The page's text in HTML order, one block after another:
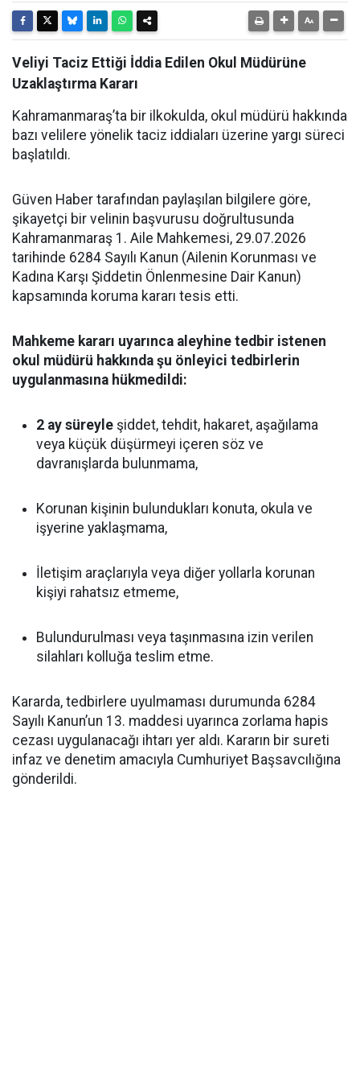
Veliyi Taciz Ettiği İddia Edilen Okul Müdürüne
Uzaklaştırma Kararı
Kahramanmaraş’ta bir ilkokulda, okul müdürü hakkında
bazı velilere yönelik taciz iddiaları üzerine yargı süreci
başlatıldı.
Güven Haber tarafından paylaşılan bilgilere göre,
şikayetçi bir velinin başvurusu doğrultusunda
Kahramanmaraş 1. Aile Mahkemesi, 29.07.2026
tarihinde 6284 Sayılı Kanun (Ailenin Korunması ve
Kadına Karşı Şiddetin Önlenmesine Dair Kanun)
kapsamında koruma kararı tesis etti.
Mahkeme kararı uyarınca aleyhine tedbir istenen
okul müdürü hakkında şu önleyici tedbirlerin
uygulanmasına hükmedildi:
2 ay süreyle şiddet, tehdit, hakaret, aşağılama
veya küçük düşürmeyi içeren söz ve
davranışlarda bulunmama,
Korunan kişinin bulundukları konuta, okula ve
işyerine yaklaşmama,
İletişim araçlarıyla veya diğer yollarla korunan
kişiyi rahatsız etmeme,
Bulundurulması veya taşınmasına izin verilen
silahları kolluğa teslim etme.
Kararda, tedbirlere uyulmaması durumunda 6284
Sayılı Kanun’un 13. maddesi uyarınca zorlama hapis
cezası uygulanacağı ihtarı yer aldı. Kararın bir sureti
infaz ve denetim amacıyla Cumhuriyet Başsavcılığına
gönderildi.